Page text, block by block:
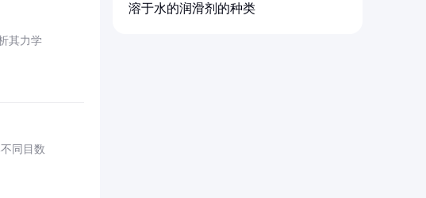
其力学
同目数
溶于水的润滑剂的种类